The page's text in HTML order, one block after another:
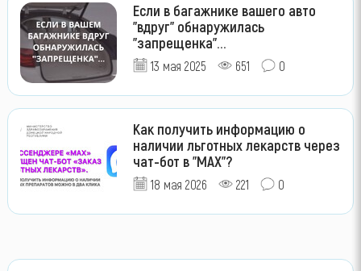
Если в багажнике вашего авто
"вдруг" обнаружилась
"запрещенка"...
13 мая 2025 651 0
Как получить информацию о
наличии льготных лекарств через
чат-бот в "МАХ"?
18 мая 2026 221 0